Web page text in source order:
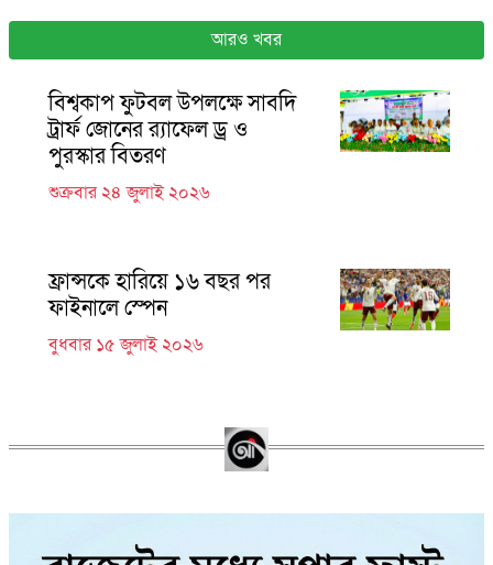
আরও খবর
বিশ্বকাপ ফুটবল উপলক্ষে সাবদি
ট্রার্ফ জোনের র‍্যাফেল ড্র ও
পুরস্কার বিতরণ
শুক্রবার ২৪ জুলাই ২০২৬
ফ্রান্সকে হারিয়ে ১৬ বছর পর
ফাইনালে স্পেন
বুধবার ১৫ জুলাই ২০২৬